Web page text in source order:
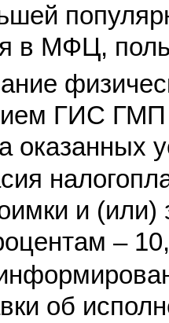
в МФЦ,
ГИС ГМП
оказанных
и
–
об